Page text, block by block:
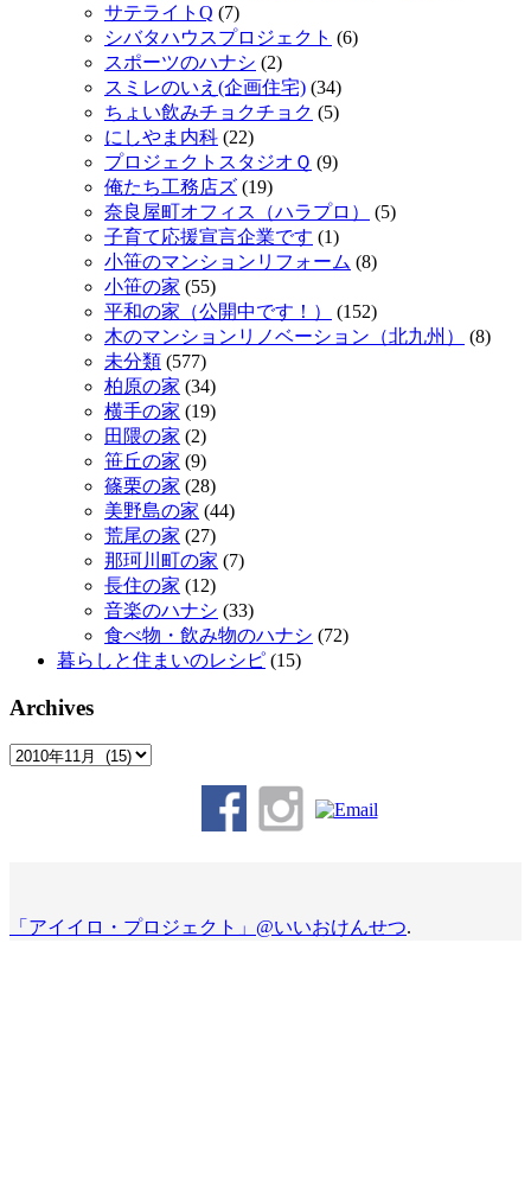
サテライトQ (7)
シバタハウスプロジェクト (6)
スポーツのハナシ (2)
スミレのいえ(企画住宅) (34)
ちょい飲みチョクチョク (5)
にしやま内科 (22)
プロジェクトスタジオＱ (9)
俺たち工務店ズ (19)
奈良屋町オフィス（ハラプロ）
(5)
子育て応援宣言企業です (1)
小笹のマンションリフォーム (8)
小笹の家 (55)
平和の家（公開中です！）
(152)
木のマンションリノベーション（北九州）
(8)
未分類 (577)
柏原の家 (34)
横手の家 (19)
田隈の家 (2)
笹丘の家 (9)
篠栗の家 (28)
美野島の家 (44)
荒尾の家 (27)
那珂川町の家 (7)
長住の家 (12)
音楽のハナシ (33)
食べ物・飲み物のハナシ (72)
暮らしと住まいのレシピ (15)
Archives
Archives
「アイイロ・プロジェクト」@いいおけんせつ.